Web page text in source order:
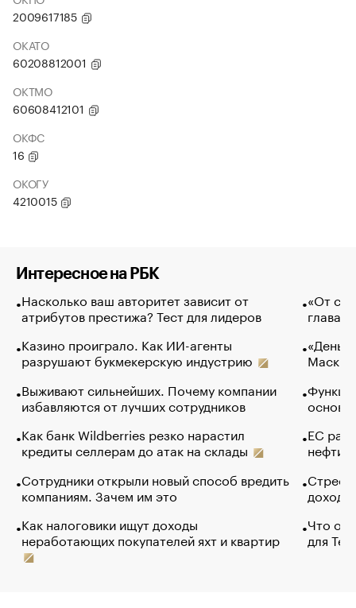
2009617185
ОКАТО
60208812001
ОКТМО
60608412101
ОКФС
16
ОКОГУ
4210015
Интересное на РБК
Насколько ваш авторитет зависит от
атрибутов престижа? Тест для лидеров
Казино проиграло. Как ИИ-агенты
разрушают букмекерскую индустрию
Выживают сильнейших. Почему компании
избавляются от лучших сотрудников
Как банк Wildberries резко нарастил
кредиты селлерам до атак на склады
Сотрудники открыли новый способ вредить
компаниям. Зачем им это
Как налоговики ищут доходы
неработающих покупателей яхт и квартир
«От
глава
Маск в
основ
ЕС
нефти
Что
для